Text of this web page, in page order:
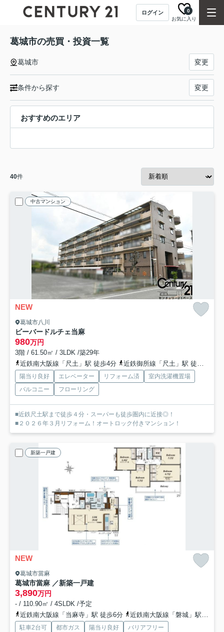
ログイン
お気に入り
0
葛城市の売買・投資一覧
葛城市 変更
条件から探す 変更
おすすめのエリア
40件
中古マンション
NEW
葛城市八川
ビーバードルチェ当麻
980万円
3階 / 61.50㎡ / 3LDK /築29年
近鉄南大阪線「尺土」駅 徒歩4分
近鉄御所線「尺土」駅 徒歩4分
陽当り良好 エレベーター リフォーム済
室内洗濯機置場
バルコニー
フローリング
■近鉄尺土駅まで徒歩４分・スーパーも徒歩圏内に近接◎！
■２０２６年３月リフォーム！オートロック付きマンション！
新築一戸建
NEW
葛城市當麻
葛城市當麻 ／新築一戸建
3,890万円
- / 110.90㎡ / 4SLDK /予定
近鉄南大阪線「当麻寺」駅 徒歩6分
近鉄南大阪線「磐城」駅 徒歩12分
駐車2台可 都市ガス 陽当り良好
バリアフリー